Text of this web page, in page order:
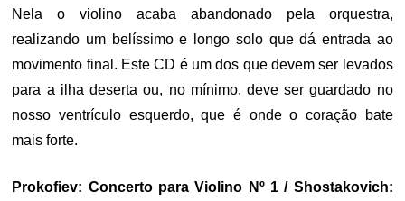
Nela o violino acaba abandonado pela orquestra,
realizando um belíssimo e longo solo que dá entrada ao
movimento final. Este CD é um dos que devem ser levados
para a ilha deserta ou, no mínimo, deve ser guardado no
nosso ventrículo esquerdo, que é onde o coração bate
mais forte.
Prokofiev: Concerto para Violino Nº 1 / Shostakovich: